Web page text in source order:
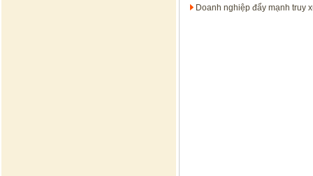
Doanh nghiệp đẩy mạnh truy